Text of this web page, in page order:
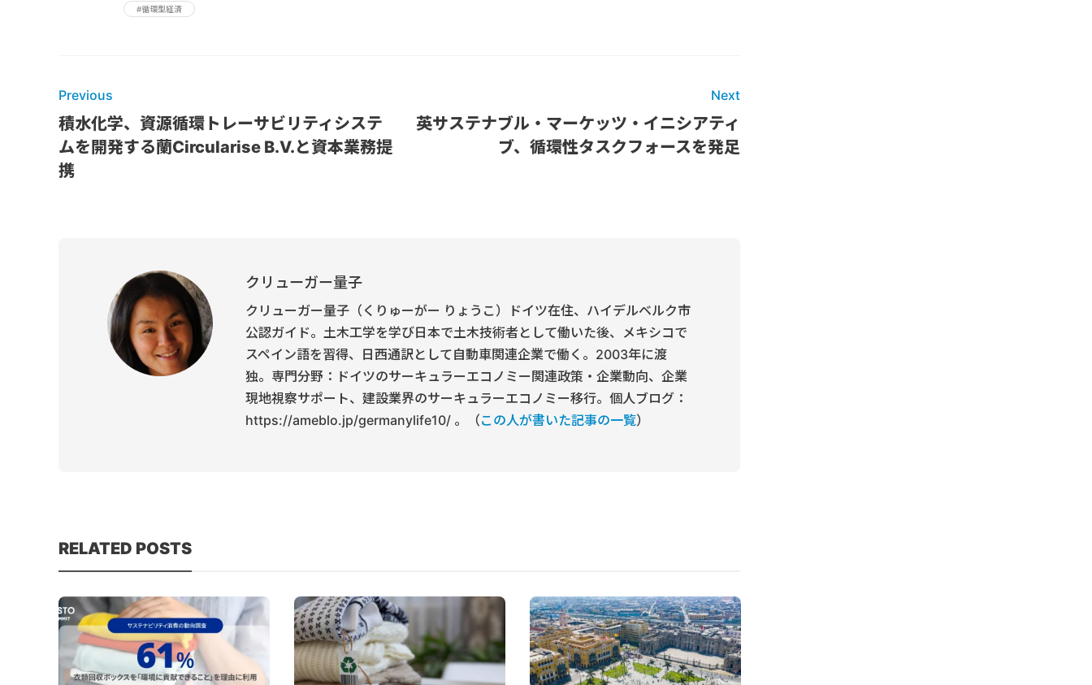
#循環型経済
Previous
積水化学、資源循環トレーサビリティシステ
ムを開発する蘭Circularise B.V.と資本業務提
携
Next
英サステナブル・マーケッツ・イニシアティ
ブ、循環性タスクフォースを発足
クリューガー量子
クリューガー量子（くりゅーがー りょうこ）ドイツ在住、ハイデルベルク市
公認ガイド。土木工学を学び日本で土木技術者として働いた後、メキシコで
スペイン語を習得、日西通訳として自動車関連企業で働く。2003年に渡
独。専門分野：ドイツのサーキュラーエコノミー関連政策・企業動向、企業
現地視察サポート、建設業界のサーキュラーエコノミー移行。個人ブログ：
https://ameblo.jp/germanylife10/ 。（この人が書いた記事の一覧）
RELATED POSTS